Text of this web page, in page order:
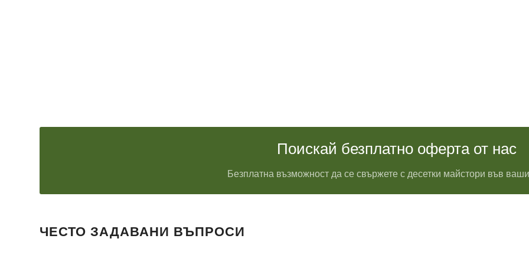
Поискай безплатно оферта от нас
Безплатна възможност да се свържете с десетки майстори във
ЧЕСТО ЗАДАВАНИ ВЪПРОСИ